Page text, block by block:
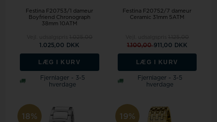
Festina F20753/1 dameur
Boyfriend Chronograph
38mm 10ATM
1.025,00 DKK
LÆG I KURV
Fjernlager - 3-5
hverdage
Festina F20752/7 dameur
Ceramic 31mm 5ATM
1.100,00911,00 DKK
LÆG I KURV
Fjernlager - 3-5
hverdage
18% 19%